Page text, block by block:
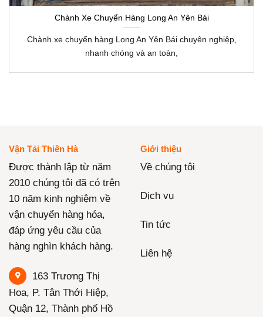
Chành Xe Chuyển Hàng Long An Yên Bái
Chành xe chuyển hàng Long An Yên Bái chuyên nghiệp,
nhanh chóng và an toàn,
Vận Tải Thiên Hà
Được thành lập từ năm
2010 chúng tôi đã có trên
10 năm kinh nghiệm về
vận chuyển hàng hóa,
đáp ứng yêu cầu của
hàng nghìn khách hàng.
163 Trương Thị
Hoa, P. Tân Thới Hiệp,
Quận 12, Thành phố Hồ
Giới thiệu
Về chúng tôi
Dịch vụ
Tin tức
Liên hệ